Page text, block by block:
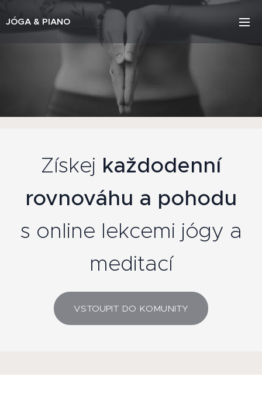
JÓGA & PIANO
Získej každodenní
rovnováhu a pohodu
s online lekcemi jógy a
meditací
VSTOUPIT DO KOMUNITY